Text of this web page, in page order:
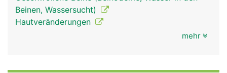
Beinen, Wassersucht)
Hautveränderungen
mehr